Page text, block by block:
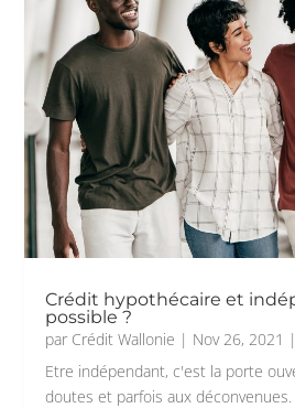
Crédit hypothécaire et
possible ?
par Crédit Wallonie | Nov 26, 2021 |
Etre indépendant, c'est la porte
doutes et parfois aux